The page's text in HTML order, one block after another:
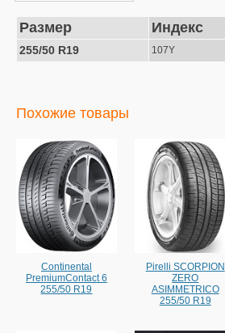
Размер Индекс
255/50 R19 107Y
Похожие товары
Continental
PremiumContact 6
255/50 R19
Pirelli SCORPION
ZERO
ASIMMETRICO
255/50 R19